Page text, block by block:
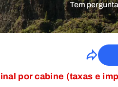
Tem
por cabine (taxas e